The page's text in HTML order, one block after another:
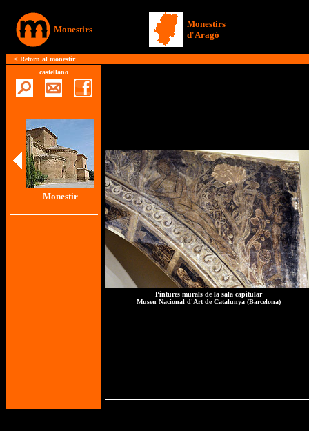
Monestirs
Monestirs
d'Aragó
< Retorn al monestir
castellano
Monestir
Pintures murals de la sala capitular
Museu Nacional d'Art de Catalunya (Barcelona)